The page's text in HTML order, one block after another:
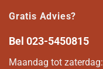
Gratis Advies?
Bel 023-5450815
Maandag tot zaterdag: